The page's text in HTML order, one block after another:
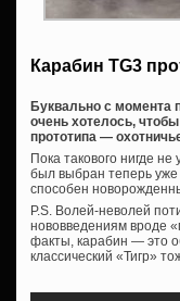
Карабин TG3
Буквально с момента
очень хотелось,
прототипа —
Пока такового нигде
был выбран теперь уже
способен
P.S. Волей-неволей
нововведениям вроде
факты, карабин — это
классический «Тигр»